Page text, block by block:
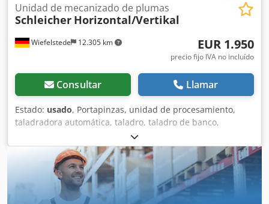
Wiefelstede 12.305 km
Unidad de mecanizado de plumas
Schleicher Horizontal/Vertikal
EUR 1.950
precio fijo IVA no incluído
Consultar Llamar
Estado: usado, Portapinzas, unidad de procesamiento,
taladradora automática, taladro, taladro de banco,
taladradora de múltiples husillos -2 unidades: unidades
de procesamiento con portapinzas -1 unidad: horizontal -1
unidad: vertical -avance máximo: carrera en mm -
velocidad: rpm -portabrocas integrado: 1,5-13 mm
Dcjdpfxjchnx Ue Adhok -dimensiones: 1050/1205/A1550
mm -peso: 222 kg